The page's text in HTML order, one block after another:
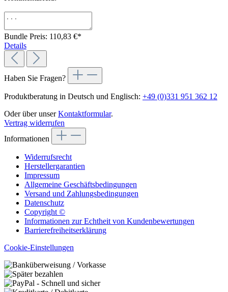
Bundle Preis: 110,83 €*
Details
Haben Sie Fragen?
Produktberatung in Deutsch und Englisch: +49 (0)331 951 362 12
Oder über unserKontaktformular.
Vertrag widerrufen
Informationen
Widerrufsrecht
Herstellergarantien
Impressum
Allgemeine Geschäftsbedingungen
Versand und Zahlungsbedingungen
Datenschutz
Copyright ©
Informationen zur Echtheit von Kundenbewertungen
Barrierefreiheitserklärung
Cookie-Einstellungen